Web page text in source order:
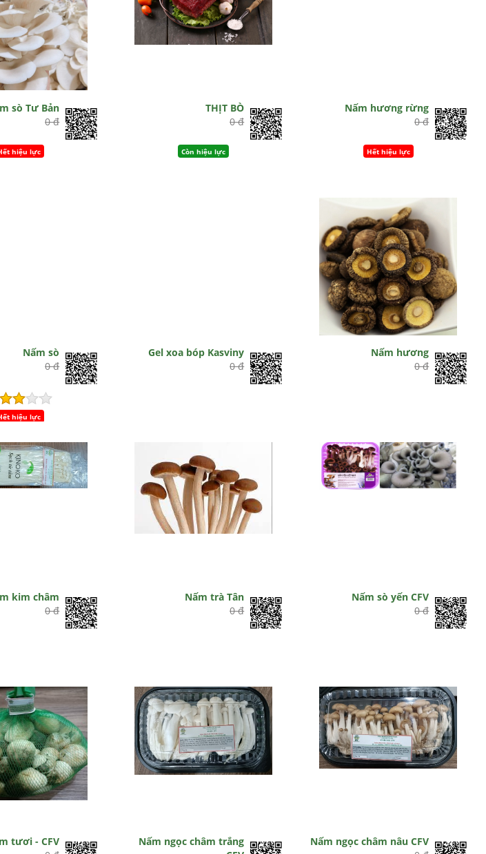
sò Tư Bản
0 đ
hiệu lực
THỊT BÒ
0 đ
Còn hiệu lực
Nấm hương rừng
0 đ
Hết hiệu lực
Nấm sò
0 đ
hiệu lực
Gel xoa bóp Kasviny
0 đ
Nấm hương
0 đ
kim châm
0 đ
Nấm trà Tân
0 đ
Nấm sò yến CFV
0 đ
tươi - CFV
Nấm ngọc châm trắng
Nấm ngọc châm nâu CFV